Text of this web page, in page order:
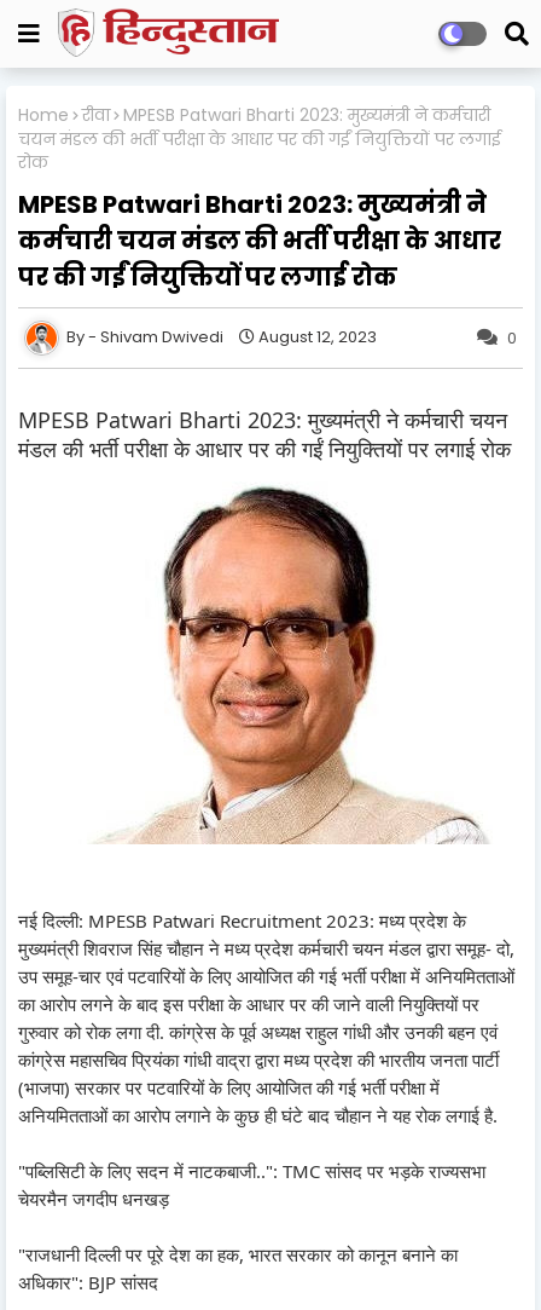
Home रीवा MPESB Patwari Bharti 2023: मुख्यमंत्री ने कर्मचारी
चयन मंडल की भर्ती परीक्षा के आधार पर की गईं नियुक्तियों पर लगाई
रोक
MPESB Patwari Bharti 2023: मुख्यमंत्री ने
कर्मचारी चयन मंडल की भर्ती परीक्षा के आधार
पर की गईं नियुक्तियों पर लगाई रोक
0
Shivam Dwivedi August 12, 2023
MPESB Patwari Bharti 2023: मुख्यमंत्री ने कर्मचारी चयन
मंडल की भर्ती परीक्षा के आधार पर की गईं नियुक्तियों पर लगाई रोक
नई दिल्ली: MPESB Patwari Recruitment 2023: मध्य प्रदेश के
मुख्यमंत्री शिवराज सिंह चौहान ने मध्य प्रदेश कर्मचारी चयन मंडल द्वारा समूह- दो,
उप समूह-चार एवं पटवारियों के लिए आयोजित की गई भर्ती परीक्षा में अनियमितताओं
का आरोप लगने के बाद इस परीक्षा के आधार पर की जाने वाली नियुक्तियों पर
गुरुवार को रोक लगा दी. कांग्रेस के पूर्व अध्यक्ष राहुल गांधी और उनकी बहन एवं
कांग्रेस महासचिव प्रियंका गांधी वाद्रा द्वारा मध्य प्रदेश की भारतीय जनता पार्टी
(भाजपा) सरकार पर पटवारियों के लिए आयोजित की गई भर्ती परीक्षा में
अनियमितताओं का आरोप लगाने के कुछ ही घंटे बाद चौहान ने यह रोक लगाई है.
"पब्लिसिटी के लिए सदन में नाटकबाजी..": TMC सांसद पर भड़के राज्यसभा
चेयरमैन जगदीप धनखड़
"राजधानी दिल्ली पर पूरे देश का हक, भारत सरकार को कानून बनाने का
अधिकार": BJP सांसद